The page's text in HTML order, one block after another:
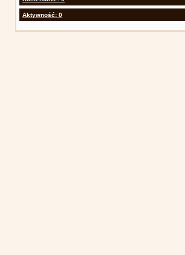
Aktywność: 0